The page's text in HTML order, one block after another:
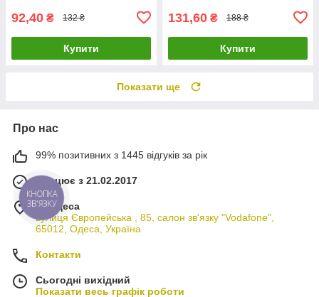
92,40 ₴ 132 ₴
Купити
131,60 ₴ 188 ₴
Купити
Показати ще
Про нас
99% позитивних з 1445 відгуків за рік
Працює з 21.02.2017
м. Одеса
вулиця Європейська , 85, салон зв'язку "Vodafone",
65012, Одеса, Україна
Контакти
Сьогодні вихідний
Показати весь графік роботи
КНОПКА
ЗВ'ЯЗКУ